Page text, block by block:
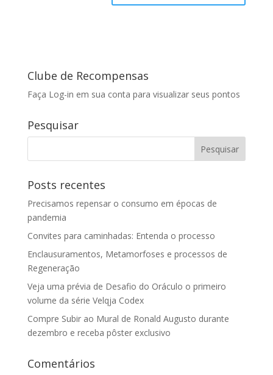
Clube de Recompensas
Faça Log-in em sua conta para visualizar seus pontos
Pesquisar
Posts recentes
Precisamos repensar o consumo em épocas de
pandemia
Convites para caminhadas: Entenda o processo
Enclausuramentos, Metamorfoses e processos de
Regeneração
Veja uma prévia de Desafio do Oráculo o primeiro
volume da série Velqja Codex
Compre Subir ao Mural de Ronald Augusto durante
dezembro e receba pôster exclusivo
Comentários